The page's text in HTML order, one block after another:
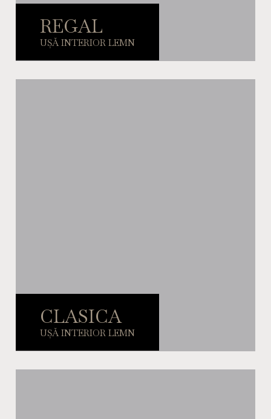
REGAL
UȘĂ INTERIOR LEMN
CLASICA
UȘĂ INTERIOR LEMN